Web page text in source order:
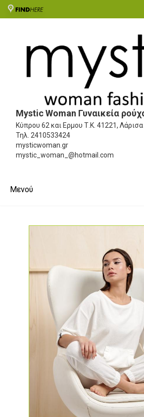
Mystic Woman Γυναικεία
Κύπρου 62 και Ερμου Τ.Κ. 41221, Λάρισα
Τηλ. 2410533424
mysticwoman.gr
mystic_woman_@hotmail.com
Μενού